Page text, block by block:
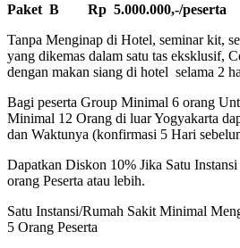
Paket B Rp 5.000.000,-/peserta
Tanpa Menginap di Hotel, seminar kit,
yang dikemas dalam satu tas eksklusif,
dengan makan siang di hotel selama 2
Bagi peserta Group Minimal 6 orang
Minimal 12 Orang di luar Yogyakarta
dan Waktunya (konfirmasi 5 Hari
Dapatkan Diskon 10% Jika Satu
orang Peserta atau lebih.
Satu Instansi/Rumah Sakit Minimal
5 Orang Peserta